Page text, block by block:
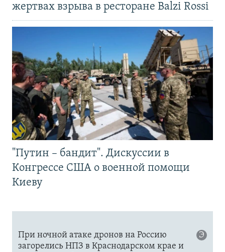
жертвах взрыва в ресторане Balzi Rossi
"Путин – бандит". Дискуссии в
Конгрессе США о военной помощи
Киеву